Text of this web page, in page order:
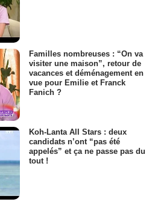
Familles nombreuses : “On va
visiter une maison”, retour de
vacances et déménagement en
vue pour Emilie et Franck
Fanich ?
Koh-Lanta All Stars : deux
candidats n’ont “pas été
appelés” et ça ne passe pas du
tout !